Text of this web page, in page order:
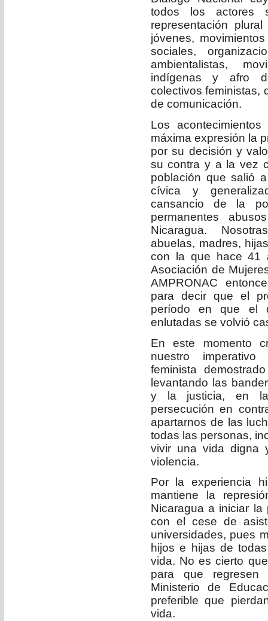
todos los actores
representación
jóvenes,
sociales,
ambientalistas,
indígenas y afro
colectivos feministas,
de comunicación.
Los
máxima expresión la
por su decisión y
su contra y a la vez
población que salió
cívica y
cansancio de la
permanentes
Nicaragua.
abuelas, madres,
con la que hace 41
Asociación de
AMPRONAC
para decir que el
período en que el
enlutadas se volvió
En este momento
nuestro imperativo
feminista
levantando las
y la justicia, en
persecución en
apartarnos de las
todas las personas,
vivir una vida digna
violencia.
Por la experiencia
mantiene la
Nicaragua a iniciar la
con el cese de
universidades, pues
hijos e hijas de
vida. No es cierto
para
que
Ministerio de
preferible que
vida.